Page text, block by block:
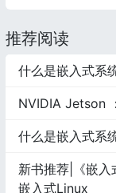
推荐阅读
什么是嵌入式系
NVIDIA Jetson
什么是嵌入式系
新书推荐|《嵌入
嵌入式Linux